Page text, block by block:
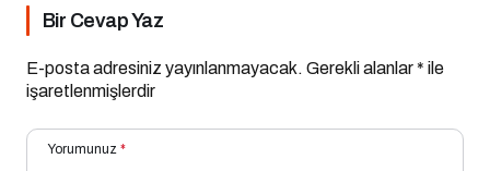
Bir Cevap Yaz
E-posta adresiniz yayınlanmayacak. Gerekli alanlar* ile
işaretlenmişlerdir
Yorumunuz *